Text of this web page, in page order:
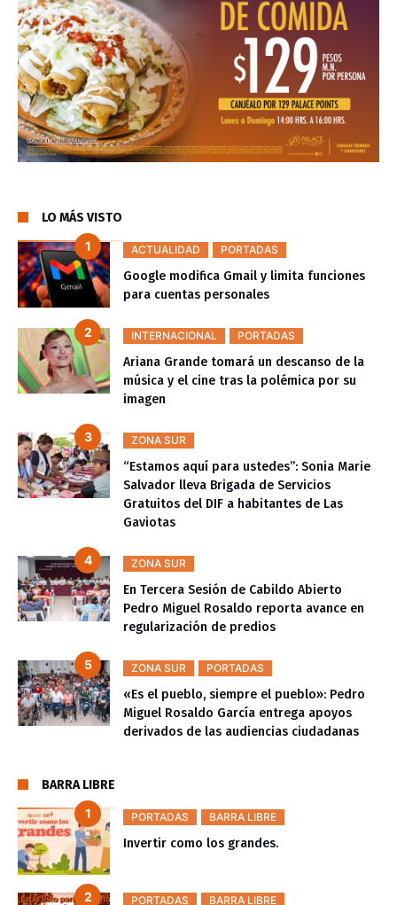
LO MÁS VISTO
ACTUALIDAD PORTADAS
Google modifica Gmail y limita funciones
para cuentas personales
INTERNACIONAL PORTADAS
Ariana Grande tomará un descanso de la
música y el cine tras la polémica por su
imagen
ZONA SUR
“Estamos aquí para ustedes”: Sonia Marie
Salvador lleva Brigada de Servicios
Gratuitos del DIF a habitantes de Las
Gaviotas
ZONA SUR
En Tercera Sesión de Cabildo Abierto
Pedro Miguel Rosaldo reporta avance en
regularización de predios
ZONA SUR PORTADAS
«Es el pueblo, siempre el pueblo»: Pedro
Miguel Rosaldo García entrega apoyos
derivados de las audiencias ciudadanas
BARRA LIBRE
PORTADAS BARRA LIBRE
Invertir como los grandes.
PORTADAS BARRA LIBRE